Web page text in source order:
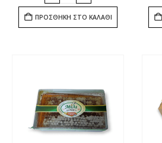
ΠΡΟΣΘΉΚΗ ΣΤΟ ΚΑΛΆΘΙ